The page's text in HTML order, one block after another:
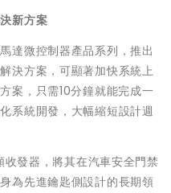
新方案
達微控制器產品系列，推出
決方案，可顯著加快系統上
案，只需10分鐘就能完成一
系統開發，大幅縮短設計週
發器，將其在汽車安全門禁
為先進鑰匙側設計的長期領